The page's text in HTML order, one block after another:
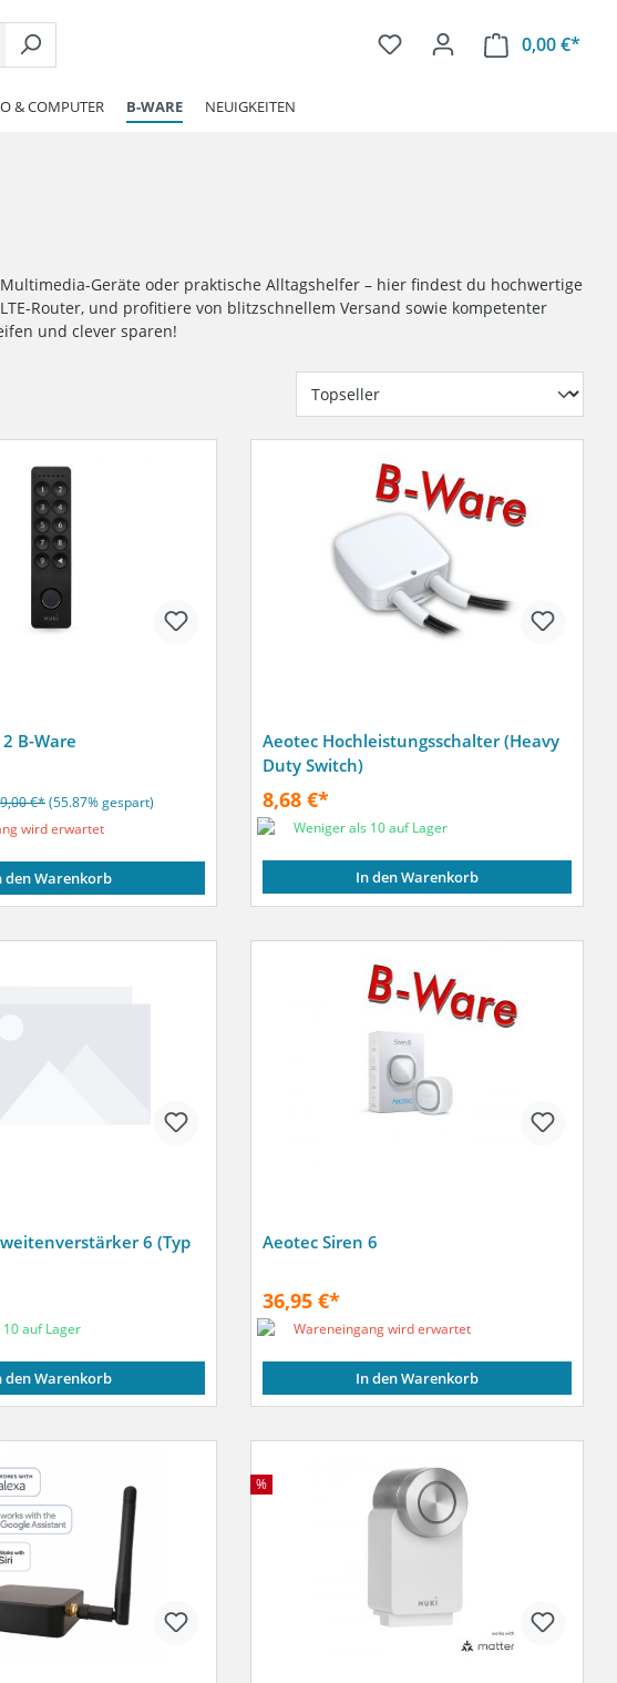
0,00 €*
& COMPUTER B-WARE NEUIGKEITEN
Geräte oder praktische Alltagshelfer – hier findest du hochwertige
Router, und profitiere von blitzschnellem Versand sowie kompetenter
und clever sparen!
B-Ware
€*(55.87% gespart)
wird erwartet
den Warenkorb
Aeotec Hochleistungsschalter (Heavy
Duty Switch)
8,68 €*
Weniger als 10 auf Lager
In den Warenkorb
6 (Typ
auf Lager
den Warenkorb
Aeotec Siren 6
36,95 €*
Wareneingang wird erwartet
In den Warenkorb
%